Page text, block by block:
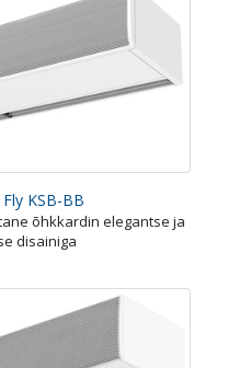
KSB-BB
õhkkardin elegantse ja
disainiga